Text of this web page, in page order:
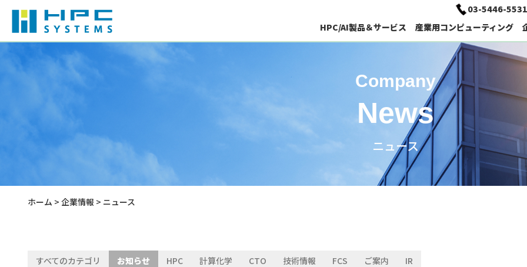
03-5446-5531
HPC/AI製品＆サービス
計算化学 AI / Deep Learning特設サイト
分散ファイルシステム
水冷式HPC-AIシリーズ
産業用コンピューティング
ディープラーニング用PC
産業用タブレット 車載用パネルPC
技術情報
役員紹介 主要取引先
サステナビリティ
HPC/AI向けコンピューティング
Company
News
ニュース
ホーム > 企業情報 > ニュース
すべてのカテゴリ お知らせ HPC 計算化学 CTO 技術情報 FCS ご案内 IR